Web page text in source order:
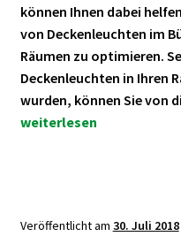
können Ihnen dabei
von Deckenleuchten im
Räumen zu optimieren.
Deckenleuchten in Ihren
wurden, können Sie von
weiterlesen
Veröffentlicht am 30. Juli 2018